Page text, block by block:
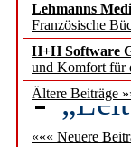
Lehmanns
Französische
H+H Software
und Komfort für
Ältere Beiträge
««« Neuere